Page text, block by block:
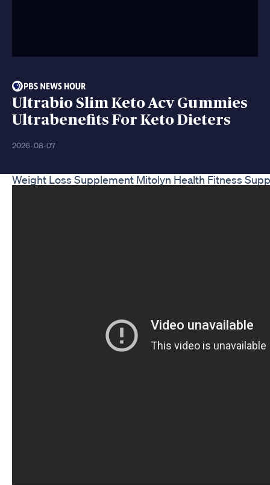
Ultrabio Slim Keto Acv Gummies
Ultrabenefits For Keto Dieters
2026-08-07
Weight Loss Supplement Mitolyn Health Fitness